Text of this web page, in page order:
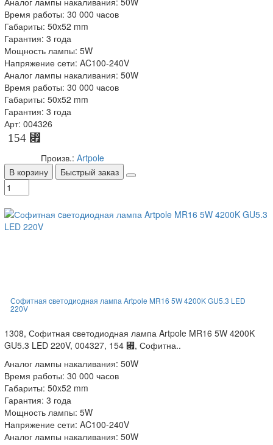
Время работы: 30 000 часов
Габариты: 50x52 mm
Гарантия: 3 года
Мощность лампы: 5W
Напряжение сети: AC100-240V
Аналог лампы накаливания: 50W
Время работы: 30 000 часов
Габариты: 50x52 mm
Гарантия: 3 года
Арт: 004326
154 ⃏
Произв.: Artpole
В корзину
Быстрый заказ
Софитная cветодиодная лампа Artpole MR16 5W 4200K GU5.3 LED
220V
1308, Софитная cветодиодная лампа Artpole MR16 5W 4200K
GU5.3 LED 220V, 004327, 154 ⃏, Софитна..
Аналог лампы накаливания: 50W
Время работы: 30 000 часов
Габариты: 50x52 mm
Гарантия: 3 года
Мощность лампы: 5W
Напряжение сети: AC100-240V
Аналог лампы накаливания: 50W